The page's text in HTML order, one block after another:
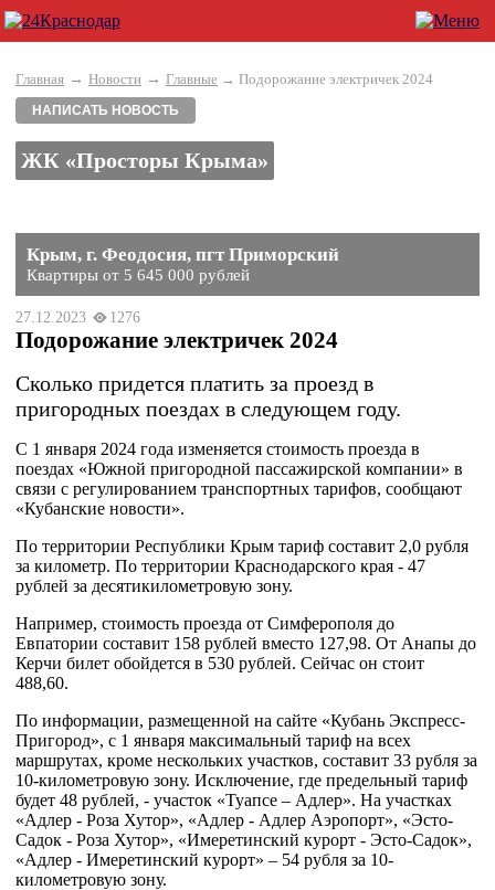
Главная → Новости → Главные → Подорожание электричек 2024
НАПИСАТЬ НОВОСТЬ
ЖК «Просторы Крыма»
Крым, г. Феодосия, пгт Приморский
Квартиры от 5 645 000 рублей
27.12.2023 1276
Подорожание электричек 2024
Сколько придется платить за проезд в
пригородных поездах в следующем году.
С 1 января 2024 года изменяется стоимость проезда в
поездах «Южной пригородной пассажирской компании» в
связи с регулированием транспортных тарифов, сообщают
«Кубанские новости».
По территории Республики Крым тариф составит 2,0 рубля
за километр. По территории Краснодарского края - 47
рублей за десятикилометровую зону.
Например, стоимость проезда от Симферополя до
Евпатории составит 158 рублей вместо 127,98. От Анапы до
Керчи билет обойдется в 530 рублей. Сейчас он стоит
488,60.
По информации, размещенной на сайте «Кубань Экспресс-
Пригород», с 1 января максимальный тариф на всех
маршрутах, кроме нескольких участков, составит 33 рубля за
10-километровую зону. Исключение, где предельный тариф
будет 48 рублей, - участок «Туапсе – Адлер». На участках
«Адлер - Роза Хутор», «Адлер - Адлер Аэропорт», «Эсто-
Садок - Роза Хутор», «Имеретинский курорт - Эсто-Садок»,
«Адлер - Имеретинский курорт» – 54 рубля за 10-
километровую зону.